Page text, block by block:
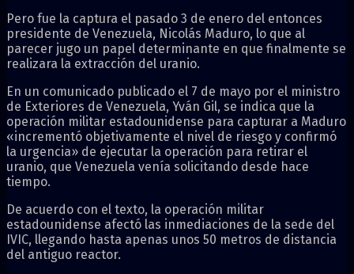
Pero fue la captura el pasado 3 de enero del entonces
presidente de Venezuela, Nicolás Maduro, lo que al
parecer jugo un papel determinante en que finalmente se
realizara la extracción del uranio.
En un comunicado publicado el 7 de mayo por el ministro
de Exteriores de Venezuela, Yván Gil, se indica que la
operación militar estadounidense para capturar a Maduro
«incrementó objetivamente el nivel de riesgo y confirmó
la urgencia» de ejecutar la operación para retirar el
uranio, que Venezuela venía solicitando desde hace
tiempo.
De acuerdo con el texto, la operación militar
estadounidense afectó las inmediaciones de la sede del
IVIC, llegando hasta apenas unos 50 metros de distancia
del antiguo reactor.